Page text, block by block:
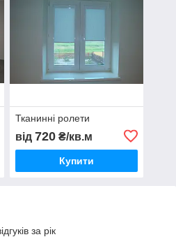
Тканинні ролети
від 720₴/кв.м
Купити
за рік